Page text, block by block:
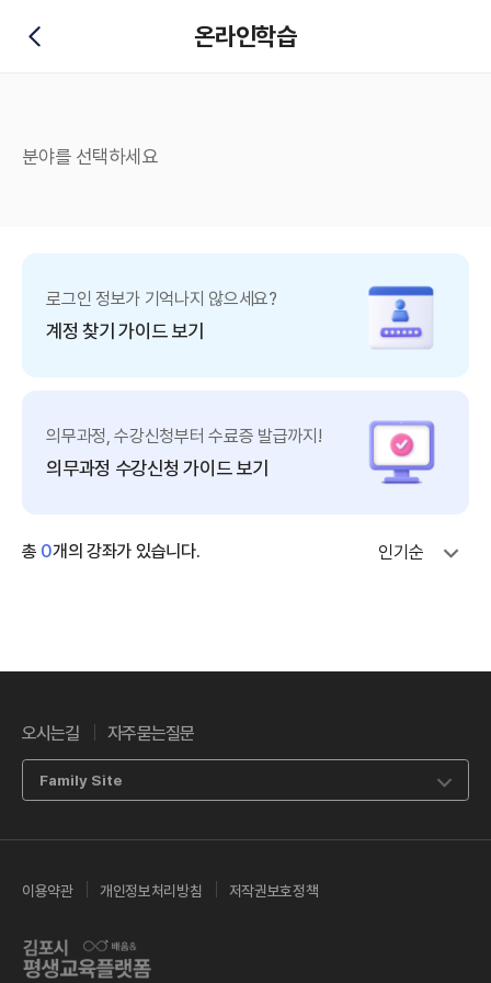
뒤로가기 온라인학습
분야를 선택하세요
로그인 정보가 기억나지 않으세요?
계정 찾기 가이드 보기
의무과정, 수강신청부터 수료증 발급까지!
의무과정 수강신청 가이드 보기
총 0개의 강좌가 있습니다. 인기순
오시는길 자주묻는질문
Family Site
이용약관 개인정보처리방침 저작권보호정책